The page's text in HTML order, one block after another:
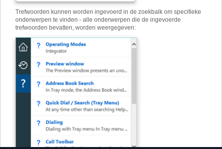
Trefwoorden kunnen worden ingevoerd in de zoekbalk om specifieke
onderwerpen te vinden - alle onderwerpen die de ingevoerde
trefwoorden bevatten, worden weergegeven: